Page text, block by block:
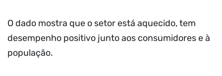
O dado mostra que o setor está aquecido, tem
desempenho positivo junto aos consumidores e à
população.